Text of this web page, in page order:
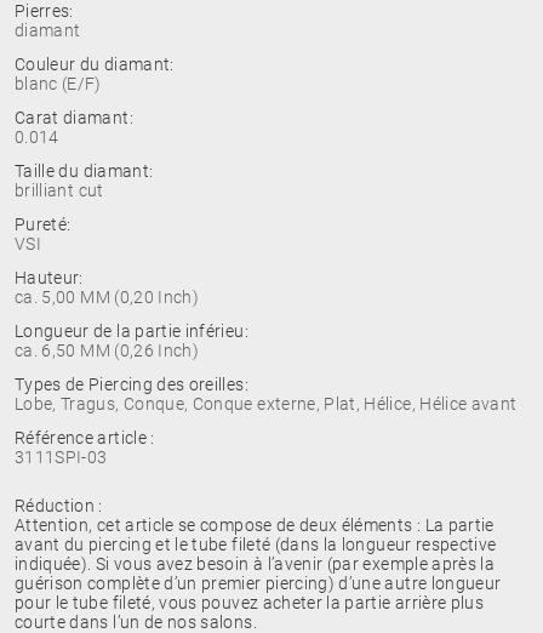
Pierres:
diamant
Couleur du diamant:
blanc (E/F)
Carat diamant:
0.014
Taille du diamant:
brilliant cut
Pureté:
VSI
Hauteur:
ca. 5,00 MM (0,20 Inch)
Longueur de la partie inférieu:
ca. 6,50 MM (0,26 Inch)
Types de Piercing des oreilles:
Lobe, Tragus, Conque, Conque externe, Plat, Hélice, Hélice avant
Référence article :
3111SPI-03
Réduction :
Attention, cet article se compose de deux éléments : La partie
avant du piercing et le tube fileté (dans la longueur respective
indiquée). Si vous avez besoin à l’avenir (par exemple après la
guérison complète d’un premier piercing) d’une autre longueur
pour le tube fileté, vous pouvez acheter la partie arrière plus
courte dans l’un de nos salons.